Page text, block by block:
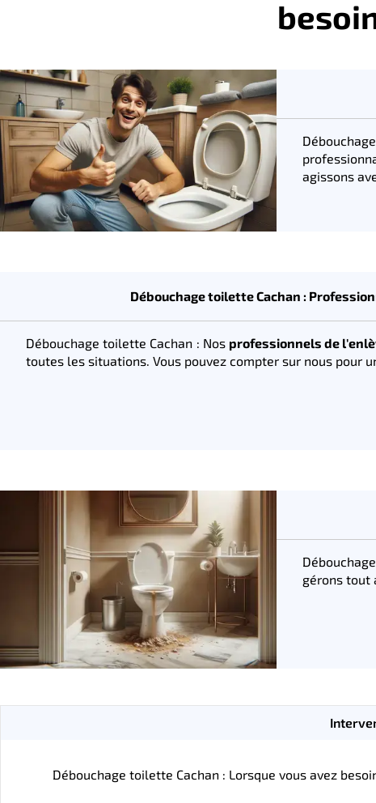
agissons
Débouchage toilette Cachan :
Débouchage toilette Cachan : Nos professionnels de
toutes les situations. Vous pouvez compter sur nous pour
gérons tout
Débouchage toilette Cachan : Lorsque vous avez